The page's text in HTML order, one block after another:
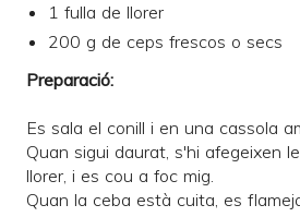
1 fulla de llorer
200 g de ceps frescos o secs
Preparació:
Es sala el conill i en una cassola
Quan sigui daurat, s'hi afegeixen
llorer, i es cou a foc mig.
Quan la ceba està cuita, es